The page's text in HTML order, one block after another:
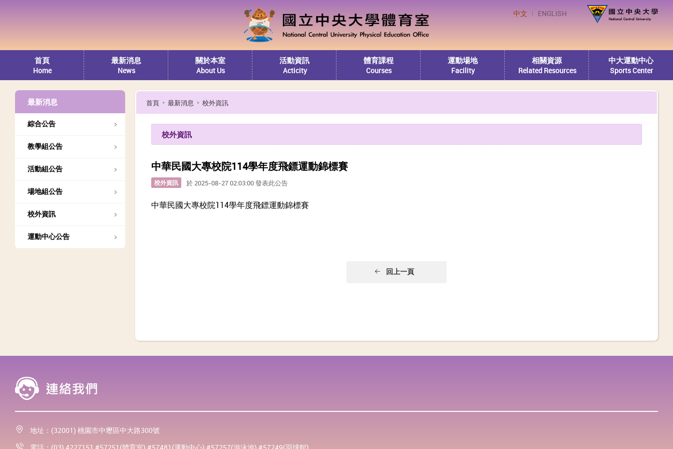
中文 ENGLISH
首頁
Home
最新消息
News
關於本室
About Us
活動資訊
Acticity
體育課程
Courses
運動場地
Facility
相關資源
Related Resources
中大運動中心
Sports Center
最新消息
綜合公告
教學組公告
活動組公告
場地組公告
校外資訊
運動中心公告
首頁 最新消息 校外資訊
校外資訊
中華民國大專校院114學年度飛鏢運動錦標賽
校外資訊 於 2025-08-27 02:03:00 發表此公告
中華民國大專校院114學年度飛鏢運動錦標賽
回上一頁
地址：(32001) 桃園市中壢區中大路300號